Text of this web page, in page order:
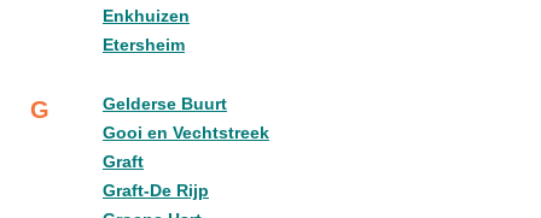
Enkhuizen
Etersheim
G
Gelderse Buurt
Gooi en Vechtstreek
Graft
Graft-De Rijp